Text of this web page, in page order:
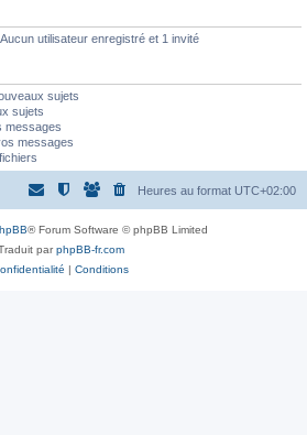
utilisateur enregistré et 1 invité
sujets
sujets
messages
messages
Heures au format UTC+02:00
® Forum Software © phpBB Limited
parphpBB-fr.com
| Conditions